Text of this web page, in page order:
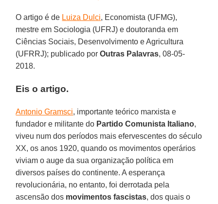
O artigo é de Luiza Dulci, Economista (UFMG),
mestre em Sociologia (UFRJ) e doutoranda em
Ciências Sociais, Desenvolvimento e Agricultura
(UFRRJ); publicado porOutras Palavras, 08-05-
2018.
Eis o artigo.
Antonio Gramsci, importante teórico marxista e
fundador e militante do Partido Comunista Italiano,
viveu num dos períodos mais efervescentes do século
XX, os anos 1920, quando os movimentos operários
viviam o auge da sua organização política em
diversos países do continente. A esperança
revolucionária, no entanto, foi derrotada pela
ascensão dos movimentos fascistas, dos quais o